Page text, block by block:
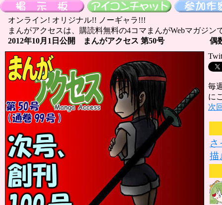
オンライン! オリジナル!! ノーギャラ!!!
まんがアクセスは、購読料無料の4コマまんがWebマガジン
2012年10月1日公開 まんがアクセス 第50号
偶
毎
に
次
さ
描